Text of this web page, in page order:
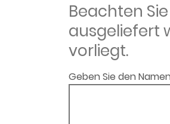
Beachten
ausgeliefert
vorliegt.
Geben Sie den